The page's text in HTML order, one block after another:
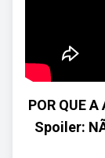
POR QUE
Spoiler: